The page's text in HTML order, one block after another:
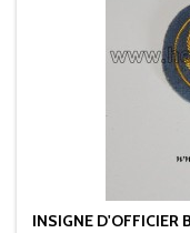
INSIGNE D'OFFICIER